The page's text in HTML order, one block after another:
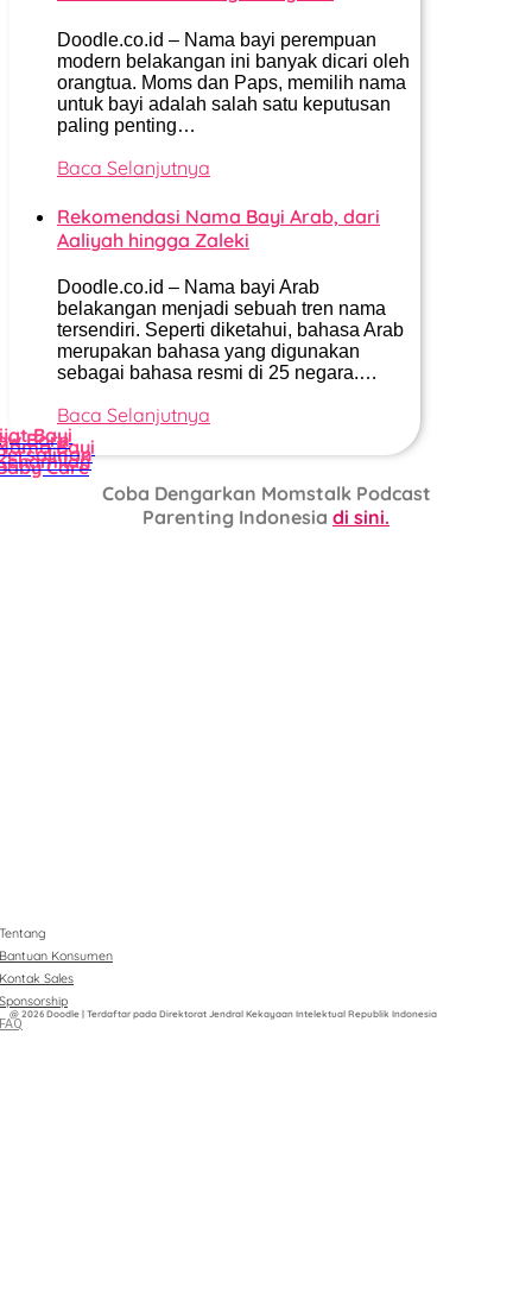
Doodle.co.id – Nama bayi perempuan
modern belakangan ini banyak dicari oleh
orangtua. Moms dan Paps, memilih nama
untuk bayi adalah salah satu keputusan
paling penting…
Baca Selanjutnya
Rekomendasi Nama Bayi Arab, dari
Aaliyah hingga Zaleki
Doodle.co.id – Nama bayi Arab
belakangan menjadi sebuah tren nama
tersendiri. Seperti diketahui, bahasa Arab
merupakan bahasa yang digunakan
sebagai bahasa resmi di 25 negara.…
Baca Selanjutnya
Care
Bayi
Born
Bayi
Coba Dengarkan Momstalk Podcast
Parenting Indonesia di sini.
Tentang
Bantuan Konsumen
Kontak Sales
Sponsorship
FAQ
@ 2026 Doodle | Terdaftar pada Direktorat Jendral Kekayaan Intelektual Republik Indonesia